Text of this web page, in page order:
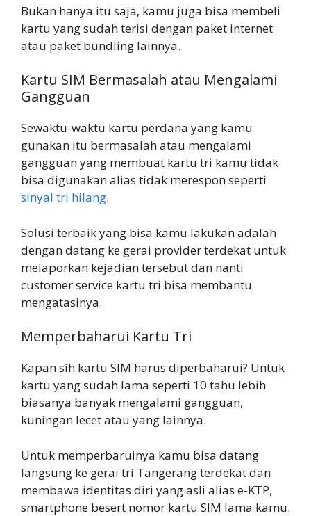
Bukan hanya itu saja, kamu juga bisa membeli
kartu yang sudah terisi dengan paket internet
atau paket bundling lainnya.
Kartu SIM Bermasalah atau Mengalami
Gangguan
Sewaktu-waktu kartu perdana yang kamu
gunakan itu bermasalah atau mengalami
gangguan yang membuat kartu tri kamu tidak
bisa digunakan alias tidak merespon seperti
sinyal tri hilang.
Solusi terbaik yang bisa kamu lakukan adalah
dengan datang ke gerai provider terdekat untuk
melaporkan kejadian tersebut dan nanti
customer service kartu tri bisa membantu
mengatasinya.
Memperbaharui Kartu Tri
Kapan sih kartu SIM harus diperbaharui? Untuk
kartu yang sudah lama seperti 10 tahu lebih
biasanya banyak mengalami gangguan,
kuningan lecet atau yang lainnya.
Untuk memperbaruinya kamu bisa datang
langsung ke gerai tri Tangerang terdekat dan
membawa identitas diri yang asli alias e-KTP,
smartphone besert nomor kartu SIM lama kamu.